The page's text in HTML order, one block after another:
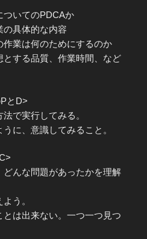
てのPDCAか
体的な内容
は何のためにするのか
る品質、作業時間、など
とD>
で実行してみる。
に、意識してみること。
んな問題があったかを理解
う。
は出来ない。一つ一つ見つ